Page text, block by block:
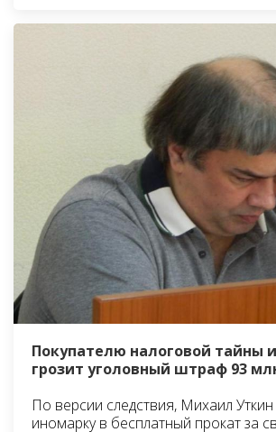
Покупателю налоговой тайны
грозит уголовный штраф 93
По версии следствия, Михаил Уткин
иномарку в бесплатный прокат за